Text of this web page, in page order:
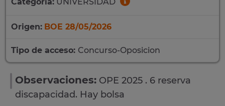
Origen: BOE 28/05/2026
Tipo de acceso: Concurso-Oposicion
Observaciones: OPE 2025 . 6 reserva
discapacidad. Hay bolsa